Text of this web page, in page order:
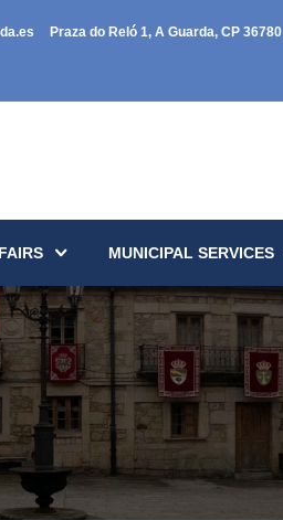
Praza do Reló 1, A Guarda, CP 36780
MUNICIPAL SERVICES